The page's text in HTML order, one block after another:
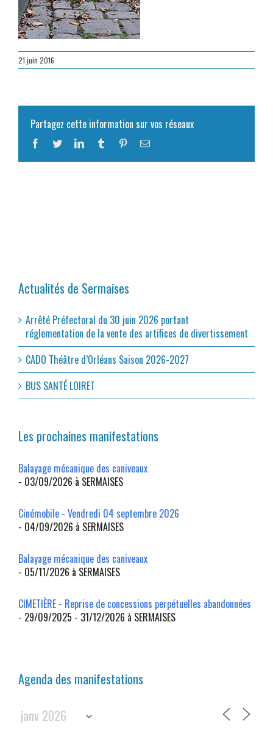
21 juin 2016
Partagez cette information sur vos réseaux
Facebook
TwitterLinkedInTumblr PinterestEmail
Actualités de Sermaises
Arrêté Préfectoral du 30 juin 2026 portant
réglementation de la vente des artifices de divertissement
CADO Théâtre d’Orléans Saison 2026-2027
BUS SANTÉ LOIRET
Les prochaines manifestations
Balayage mécanique des caniveaux
- 03/09/2026 à SERMAISES
Cinémobile - Vendredi 04 septembre 2026
- 04/09/2026 à SERMAISES
Balayage mécanique des caniveaux
- 05/11/2026 à SERMAISES
CIMETIÈRE - Reprise de concessions perpétuelles abandonnées
- 29/09/2025 - 31/12/2026 à SERMAISES
Agenda des manifestations